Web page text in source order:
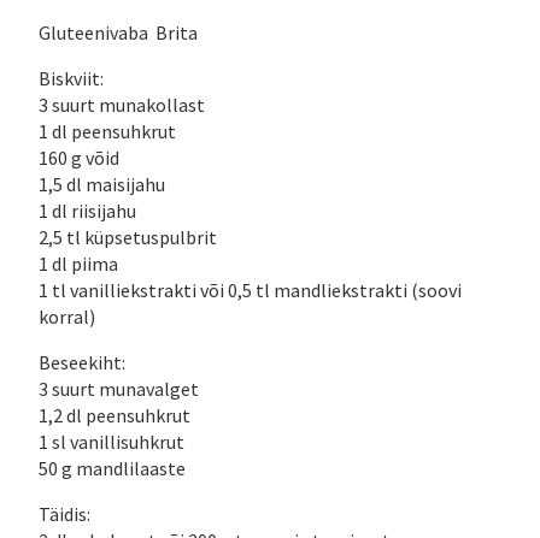
Gluteenivaba Brita
Biskviit:
3 suurt munakollast
1 dl peensuhkrut
160 g võid
1,5 dl maisijahu
1 dl riisijahu
2,5 tl küpsetuspulbrit
1 dl piima
1 tl vanilliekstrakti või 0,5 tl mandliekstrakti (soovi
korral)
Beseekiht:
3 suurt munavalget
1,2 dl peensuhkrut
1 sl vanillisuhkrut
50 g mandlilaaste
Täidis: